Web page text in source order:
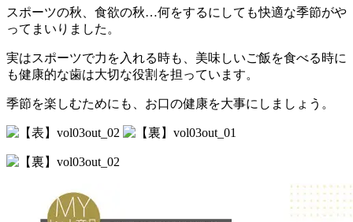
スポーツの秋、食欲の秋…何をするにしても快適な季節がや
ってまいりました。
実はスポーツで力を入れる時も、美味しいご飯を食べる時に
も健康的な歯は大切な役割を担っています。
季節を楽しむためにも、お口の健康を大事にしましょう。